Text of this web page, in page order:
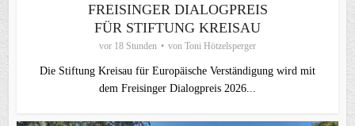
FREISINGER DIALOGPREIS
FÜR STIFTUNG KREISAU
vor 18 Stunden von Toni Hötzelsperger
Die Stiftung Kreisau für Europäische Verständigung wird mit
dem Freisinger Dialogpreis 2026...